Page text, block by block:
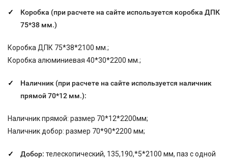
Коробка (при расчете на сайте используется коробка ДПК
75*38 мм.)
Коробка ДПК 75*38*2100 мм.;
Коробка алюминиевая 40*30*2200 мм.;
Наличник (при расчете на сайте используется наличник
прямой 70*12 мм.):
Наличник прямой: размер 70*12*2200мм;
Наличник добор: размер 70*90*2200 мм;
Добор: телескопический, 135,190,*5*2100 мм, паз с одной